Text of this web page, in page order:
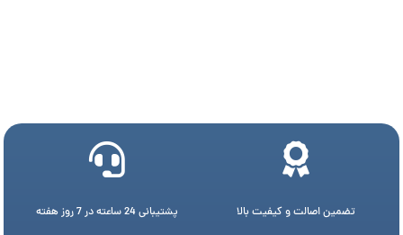
تضمین اصالت و کیفیت بالا پشتیبانی 24 ساعته در 7 روز هفته